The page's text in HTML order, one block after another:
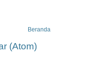
Beranda
(Atom)